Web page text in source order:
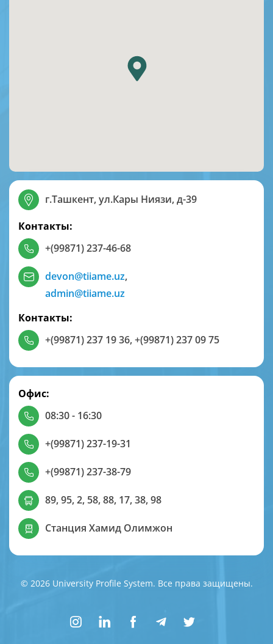
г.Ташкент, ул.Кары Ниязи, д-39
Контакты:
+(99871) 237-46-68
devon@tiiame.uz,
admin@tiiame.uz
Контакты:
+(99871) 237 19 36,+(99871) 237 09 75
Офис:
08:30 - 16:30
+(99871) 237-19-31
+(99871) 237-38-79
89, 95, 2, 58, 88, 17, 38, 98
Станция Хамид Олимжон
© 2026 University Profile System. Все права защищены.